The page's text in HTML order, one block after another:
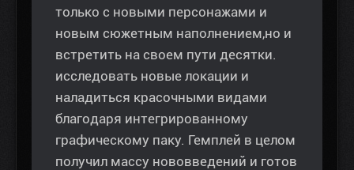
только с новыми персонажами и
новым сюжетным наполнением,но и
встретить на своем пути десятки.
исследовать новые локации и
наладиться красочными видами
благодаря интегрированному
графическому паку. Гемплей в целом
получил массу нововведений и готов